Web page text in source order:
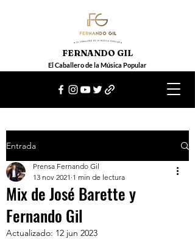
El Caballero de la Música Popular
FERNANDO GIL
Entrada
Mix de José Barette y
Fernando Gil
Prensa Fernando Gil
13 nov 2021 1 min de lectura
Actualizado: 12 jun 2023